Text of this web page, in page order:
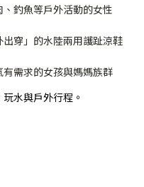
釣魚等戶外活動的女性
穿」的水陸兩用護趾涼鞋
需求的女孩與媽媽族群
水與戶外行程。